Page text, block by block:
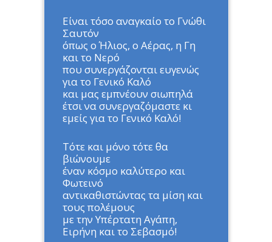
Είναι τόσο αναγκαίο το Γνώθι
Σαυτόν
όπως ο Ήλιος, ο Αέρας, η Γη
και το Νερό
που συνεργάζονται ευγενώς
για το Γενικό Καλό
και μας εμπνέουν σιωπηλά
έτσι να συνεργαζόμαστε κι
εμείς για το Γενικό Καλό!
Τότε και μόνο τότε θα
βιώνουμε
έναν κόσμο καλύτερο και
Φωτεινό
αντικαθιστώντας τα μίση και
τους πολέμους
με την Υπέρτατη Αγάπη,
Ειρήνη και το Σεβασμό!